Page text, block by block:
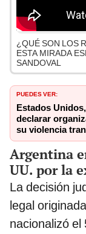
¿QUÉ SON LOS
ESTA MIRADA
SANDOVAL
PUEDES VER:
Estados
declarar
su violencia
Argentina
UU. por la
La decisión
legal
nacionalizó el